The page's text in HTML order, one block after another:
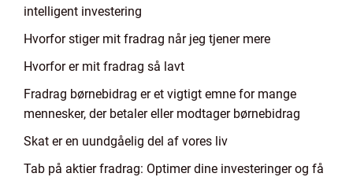
intelligent investering
Hvorfor stiger mit fradrag når jeg tjener mere
Hvorfor er mit fradrag så lavt
Fradrag børnebidrag er et vigtigt emne for mange
mennesker, der betaler eller modtager børnebidrag
Skat er en uundgåelig del af vores liv
Tab på aktier fradrag: Optimer dine investeringer og få